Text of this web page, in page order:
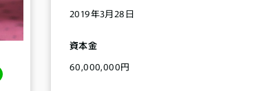
2019年3月28日
資本金
60,000,000円